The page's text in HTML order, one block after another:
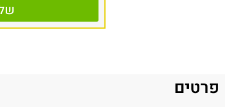
פרטים